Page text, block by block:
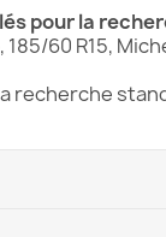
recherche
pour la
60 R15,